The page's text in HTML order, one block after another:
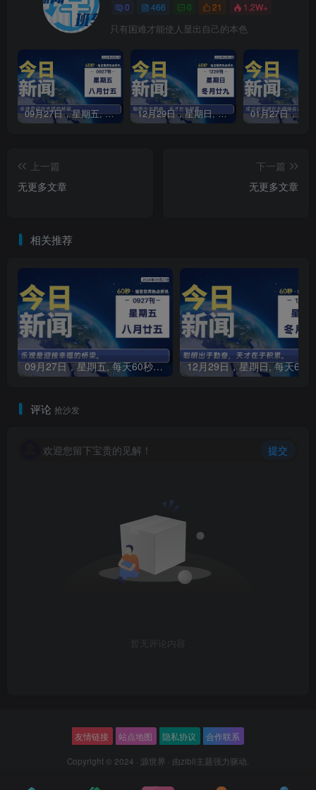
0 466 0 21 1.2W+
只有困难才能使人显出自己的本色
09月27日，星期五, 每天60秒读懂全世界！ 12月29日，星期日, 每天60秒读懂全世界！
上一篇
无更多文章
下一篇
无更多文章
相关推荐
09月27日，星期五, 每天60秒读懂全世界！
评论 抢沙发
欢迎您留下宝贵的见解！ 提交
暂无评论内容
友情链接 站点地图 隐私协议 合作联系
Copyright © 2024 · 源世界 · 由zibll主题强力驱动.